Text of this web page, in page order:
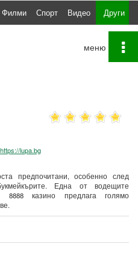
Филми Спорт Видео Други
https://lupa.bg
предпочитани, особенно след
Една от водещите
казино предлага голямо